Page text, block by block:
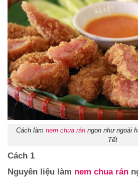
Cách làm nem chua rán ngon như ngoài
Tết
Cách 1
Nguyên liệu làm nem chua rán